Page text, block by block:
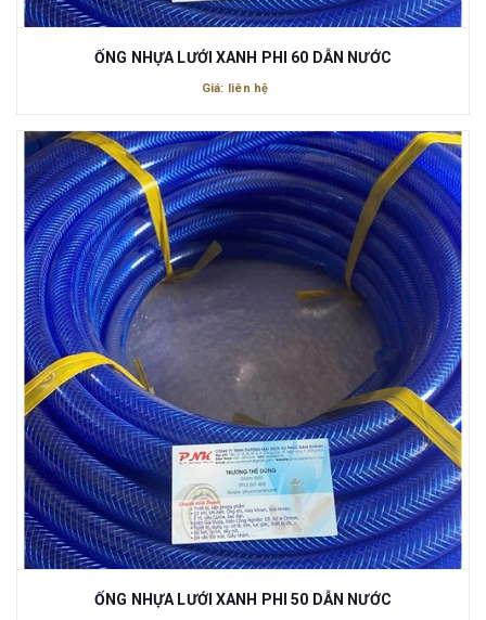
ỐNG NHỰA LƯỚI XANH PHI 60 DẪN NƯỚC
Giá: liên hệ
ỐNG NHỰA LƯỚI XANH PHI 50 DẪN NƯỚC